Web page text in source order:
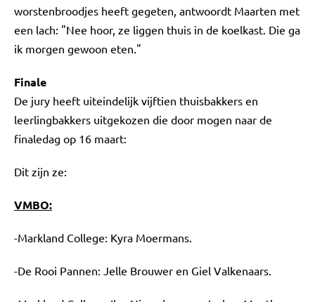
worstenbroodjes heeft gegeten, antwoordt Maarten met
een lach: "Nee hoor, ze liggen thuis in de koelkast. Die ga
ik morgen gewoon eten."
Finale
De jury heeft uiteindelijk vijftien thuisbakkers en
leerlingbakkers uitgekozen die door mogen naar de
finaledag op 16 maart:
Dit zijn ze:
VMBO:
-Markland College: Kyra Moermans.
-De Rooi Pannen: Jelle Brouwer en Giel Valkenaars.